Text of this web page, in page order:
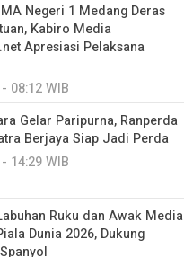
Negeri 1 Medang Deras
Kabiro Media
Apresiasi Pelaksana
08:12 WIB
Gelar Paripurna, Ranperda
Berjaya Siap Jadi Perda
14:29 WIB
Ruku dan Awak Media
Dunia 2026, Dukung